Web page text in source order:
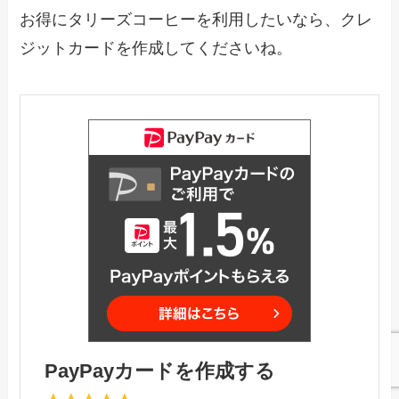
お得にタリーズコーヒーを利用したいなら、クレ
ジットカードを作成してくださいね。
PayPayカードを作成する